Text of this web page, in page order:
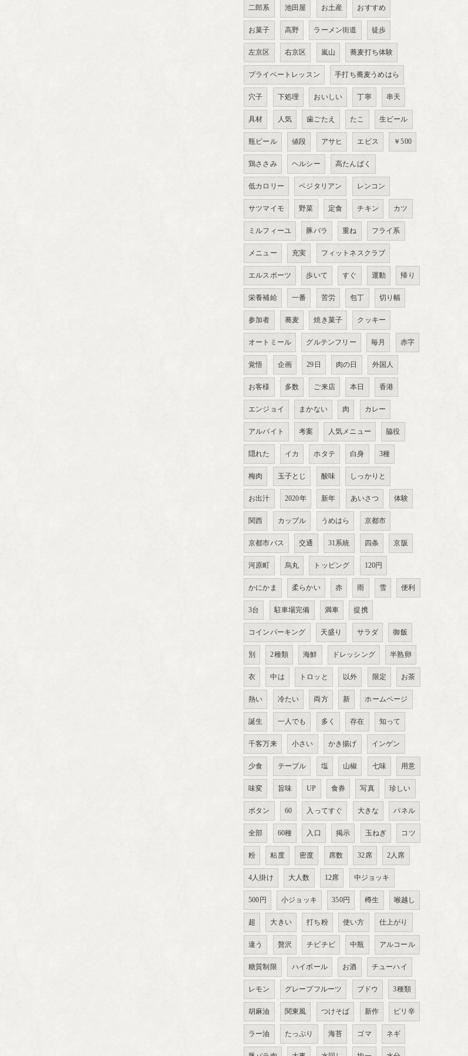
二郎系 池田屋 お土産 おすすめ
お菓子 高野 ラーメン街道 徒歩
左京区 右京区 嵐山 蕎麦打ち体験
プライベートレッスン 手打ち蕎麦うめはら
穴子 下処理 おいしい 丁寧 串天
具材 人気 歯ごたえ たこ 生ビール
瓶ビール 値段 アサヒ エビス ￥500
鶏ささみ ヘルシー 高たんぱく
低カロリー ベジタリアン レンコン
サツマイモ 野菜 定食 チキン カツ
ミルフィーユ 豚バラ 重ね フライ系
メニュー 充実 フィットネスクラブ
エルスポーツ 歩いて すぐ 運動 帰り
栄養補給 一番 苦労 包丁 切り幅
参加者 蕎麦 焼き菓子 クッキー
オートミール グルテンフリー 毎月 赤字
覚悟 企画 29日 肉の日 外国人
お客様 多数 ご来店 本日 香港
エンジョイ まかない 肉 カレー
アルバイト 考案 人気メニュー 脇役
隠れた イカ ホタテ 白身 3種
梅肉 玉子とじ 酸味 しっかりと
お出汁 2020年 新年 あいさつ 体験
関西 カップル うめはら 京都市
京都市バス 交通 31系統 四条 京阪
河原町 烏丸 トッピング 120円
かにかま 柔らかい 赤 雨 雪 便利
3台 駐車場完備 満車 提携
コインパーキング 天盛り サラダ 御飯
別 2種類 海鮮 ドレッシング 半熟卵
衣 中は トロッと 以外 限定 お茶
熱い 冷たい 両方 新 ホームページ
誕生 一人でも 多く 存在 知って
千客万来 小さい かき揚げ インゲン
少食 テーブル 塩 山椒 七味 用意
味変 旨味 UP 食券 写真 珍しい
ボタン 60 入ってすぐ 大きな パネル
全部 60種 入口 掲示 玉ねぎ コツ
粉 粘度 密度 席数 32席 2人席
4人掛け 大人数 12席 中ジョッキ
500円 小ジョッキ 350円 樽生 喉越し
超 大きい 打ち粉 使い方 仕上がり
違う 贅沢 チビチビ 中瓶 アルコール
糖質制限 ハイボール お酒 チューハイ
レモン グレープフルーツ ブドウ 3種類
胡麻油 関東風 つけそば 新作 ピリ辛
ラー油 たっぷり 海苔 ゴマ ネギ